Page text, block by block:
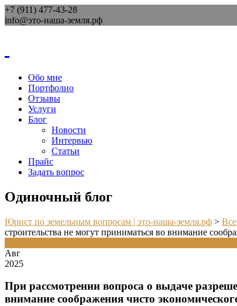
+7 (911) 477-43-28
info@это-наша-земля.рф
Обо мне
Портфолио
Отзывы
Услуги
Блог
Новости
Интервью
Статьи
Прайс
Задать вопрос
Одиночный блог
Юрист по земельным вопросам | это-наша-земля.рф >
строительства не могут приниматься во внимание
Авг
2025
При рассмотрении вопроса о выдаче
внимание соображения чисто